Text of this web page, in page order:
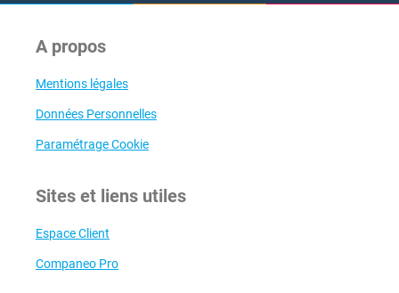
A propos
Mentions légales
Données Personnelles
Paramétrage Cookie
Sites et liens utiles
Espace Client
Companeo Pro